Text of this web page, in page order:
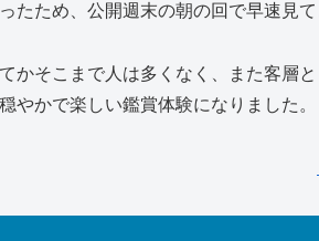
たため、公開週末の朝の回で早速見て
かそこまで人は多くなく、また客層
やかで楽しい鑑賞体験になりました。